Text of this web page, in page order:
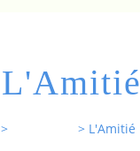
L'Amitié
> > L'Amitié